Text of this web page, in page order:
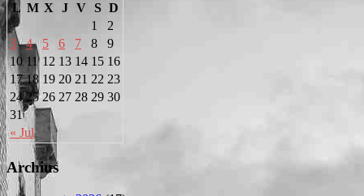
L M X J V S D
« Jul
1
2
3
4 5 6 7 8
9
10 11 12 13 14 15 16
17 18 19 20 21 22 23
24 25 26 27 28 29 30
31
Archius